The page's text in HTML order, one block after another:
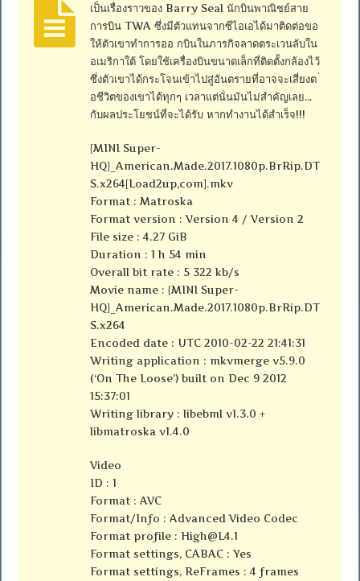
เป็นเรื่องราวของ Barry Seal นักบินพาณิชย์สาย
การบิน TWA ซึ่งมีตัวแทนจากซีไอเอได้มาติดต่อขอ
ให้ตัวเขาทำการออ กบินในภารกิจลาดตระเวนลับใน
อเมริกาใต้ โดยใช้เครื่องบินขนาดเล็กที่ติดตั้งกล้องไว้
ซึ่งตัวเขาได้กระโจนเข้าไปสู่อันตรายที่อาจจะเสี่ยงต ่
อชีวิตของเขาได้ทุกๆ เวลาแต่นั่นมันไม่สำคัญเลย…
กับผลประโยชน์ที่จะได้รับ หากทำงานได้สำเร็จ!!!
{MINI Super-
HQ}_American.Made.2017.1080p.BrRip.DT
S.x264[Load2up,com].mkv
Format : Matroska
Format version : Version 4 / Version 2
File size : 4.27 GiB
Duration : 1 h 54 min
Overall bit rate : 5 322 kb/s
Movie name : {MINI Super-
HQ}_American.Made.2017.1080p.BrRip.DT
S.x264
Encoded date : UTC 2010-02-22 21:41:31
Writing application : mkvmerge v5.9.0
(‘On The Loose’) built on Dec 9 2012
15:37:01
Writing library : libebml v1.3.0 +
libmatroska v1.4.0
Video
ID : 1
Format : AVC
Format/Info : Advanced Video Codec
Format profile :High@L4.1
Format settings, CABAC : Yes
Format settings, ReFrames : 4 frames